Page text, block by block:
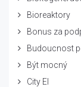
Bioreaktory
Bonus za
Budoucnost
Být mocný
City El